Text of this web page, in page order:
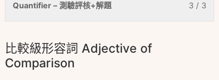
3 / 3
Quantifier – 測驗評核+解題
比較級形容詞 Adjective of
Comparison